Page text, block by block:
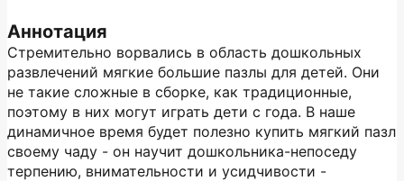
Аннотация
Стремительно ворвались в область дошкольных
развлечений мягкие большие пазлы для детей. Они
не такие сложные в сборке, как традиционные,
поэтому в них могут играть дети c года. В наше
динамичное время будет полезно купить мягкий пазл
своему чаду - он научит дошкольника-непоседу
терпению, внимательности и усидчивости -